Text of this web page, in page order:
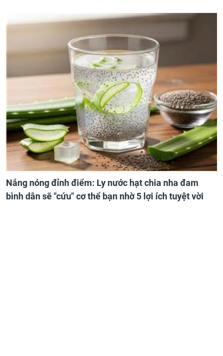
Nắng nóng đỉnh điểm: Ly nước hạt chia nha đam
bình dân sẽ "cứu" cơ thể bạn nhờ 5 lợi ích tuyệt vời